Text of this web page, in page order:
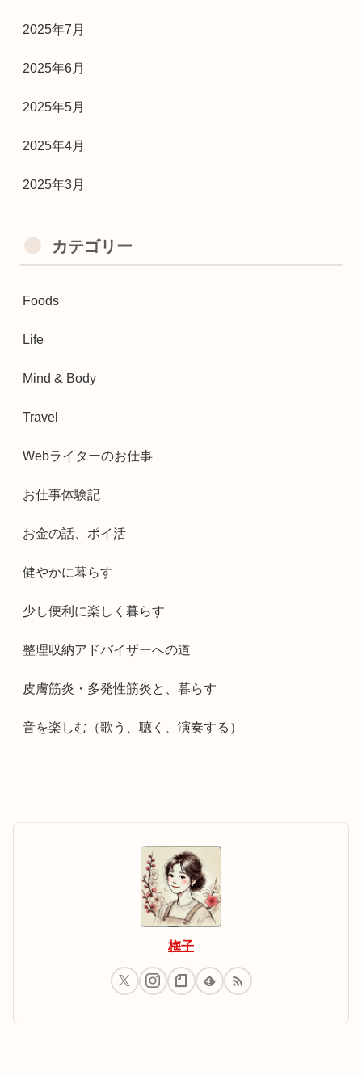
2025年7月
2025年6月
2025年5月
2025年4月
2025年3月
カテゴリー
Foods
Life
Mind & Body
Travel
Webライターのお仕事
お仕事体験記
お金の話、ポイ活
健やかに暮らす
少し便利に楽しく暮らす
整理収納アドバイザーへの道
皮膚筋炎・多発性筋炎と、暮らす
音を楽しむ（歌う、聴く、演奏する）
梅子